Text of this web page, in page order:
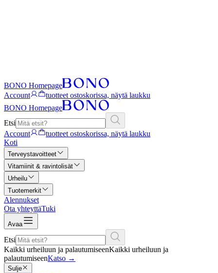
BONO Homepage
Account
tuotteet ostoskorissa, näytä laukku
BONO Homepage
Etsi
Account
tuotteet ostoskorissa, näytä laukku
Koti
Terveystavoitteet
Vitamiinit & ravintolisät
Urheilu
Tuotemerkit
Alennukset
Ota yhteyttäTuki
Avaa
Etsi
Kaikki urheiluun ja palautumiseenKaikki urheiluun ja
palautumiseenKatso →
Sulje